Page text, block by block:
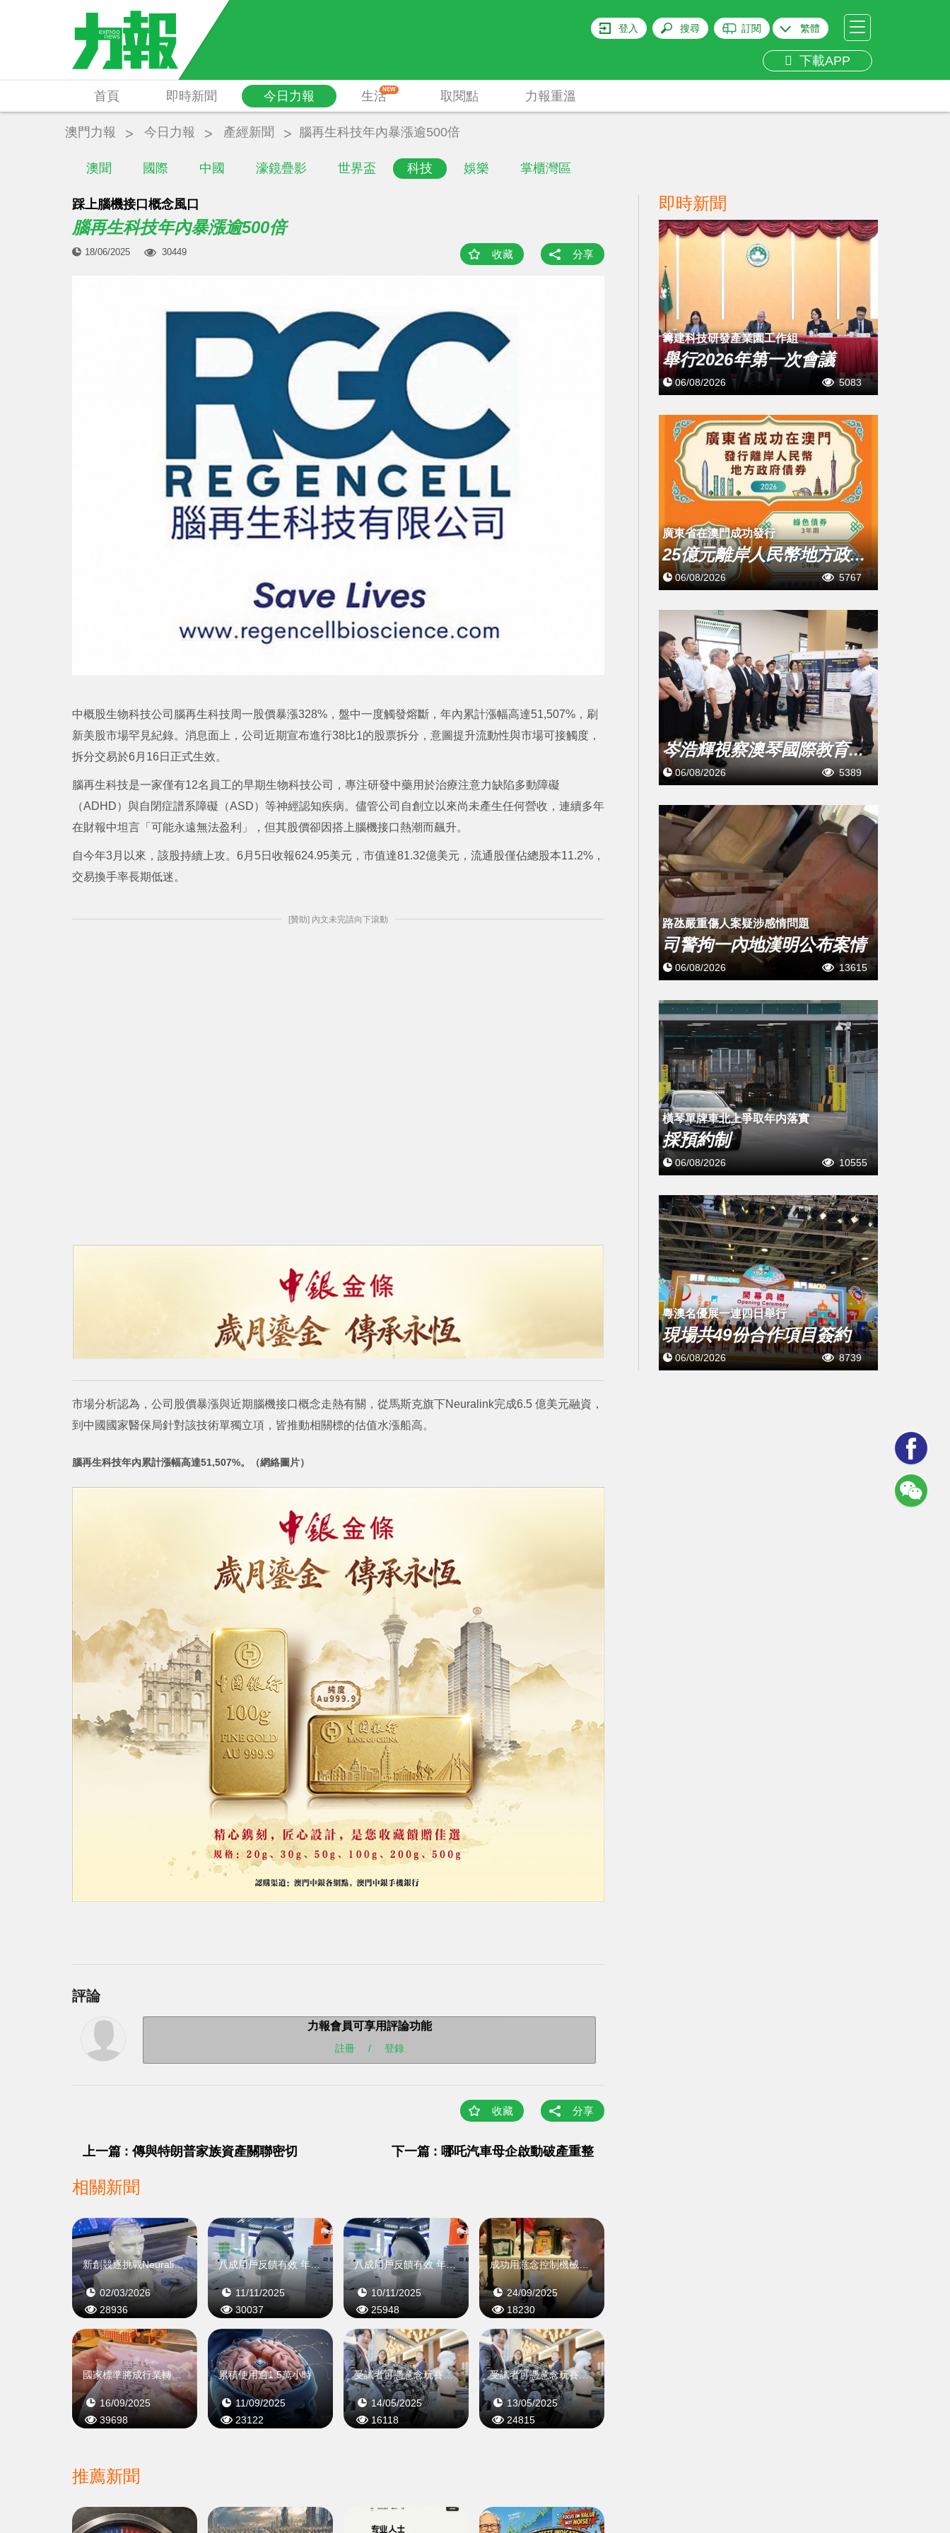
登入 搜尋 訂閱 繁體
下載APP
首頁 即時新聞 今日力報
澳聞 國際 中國 濠鏡疊影 世界盃 科技 娛樂 掌櫃灣區
生活NEW 取閱點 力報重溫
澳門力報 今日力報 產經新聞 腦再生科技年內暴漲逾500倍
踩上腦機接口概念風口
腦再生科技年內暴漲逾500倍
18/06/2025 30449 收藏 分享
中概股生物科技公司腦再生科技周一股價暴漲328%，盤中一度觸發熔斷，年內累計漲幅高達51,507%，刷
新美股市場罕見紀錄。消息面上，公司近期宣布進行38比1的股票拆分，意圖提升流動性與市場可接觸度，
拆分交易於6月16日正式生效。
腦再生科技是一家僅有12名員工的早期生物科技公司，專注研發中藥用於治療注意力缺陷多動障礙
（ADHD）與自閉症譜系障礙（ASD）等神經認知疾病。儘管公司自創立以來尚未產生任何營收，連續多年
在財報中坦言「可能永遠無法盈利」，但其股價卻因搭上腦機接口熱潮而飆升。
自今年3月以來，該股持續上攻。6月5日收報624.95美元，市值達81.32億美元，流通股僅佔總股本11.2%，
交易換手率長期低迷。
[贊助] 內文未完請向下滾動
市場分析認為，公司股價暴漲與近期腦機接口概念走熱有關，從馬斯克旗下Neuralink完成6.5 億美元融資，
到中國國家醫保局針對該技術單獨立項，皆推動相關標的估值水漲船高。
腦再生科技年內累計漲幅高達51,507%。（網絡圖片）
評論
力報會員可享用評論功能
註冊 / 登錄
收藏 分享
上一篇 : 傳與特朗普家族資產關聯密切 下一篇 : 哪吒汽車母企啟動破產重整
相關新聞
新創競逐挑戰Neuralink主導地位
02/03/2026
28936
八成用戶反饋有效 年內有望量產
11/11/2025
30037
八成用戶反饋有效 年內有望量產
10/11/2025
25948
成功用意念控制機械手套
24/09/2025
18230
國家標準將成行業轉捩點
16/09/2025
39698
累積使用逾1.5萬小時
11/09/2025
23122
受試者可憑意念玩賽車遊戲
14/05/2025
16118
受試者可憑意念玩賽車遊戲
13/05/2025
24815
推薦新聞
即時新聞
籌建科技研發產業園工作組
舉行2026年第一次會議
06/08/2026 5083
廣東省在澳門成功發行
25億元離岸人民幣地方政...
06/08/2026 5767
岑浩輝視察澳琴國際教育...
06/08/2026 5389
​路氹嚴重傷人案疑涉感情問題
司警拘一內地漢明公布案情
06/08/2026 13615
橫琴單牌車北上爭取年内落實
採預約制
06/08/2026 10555
粵澳名優展一連四日舉行
現場共49份合作項目簽約
06/08/2026 8739